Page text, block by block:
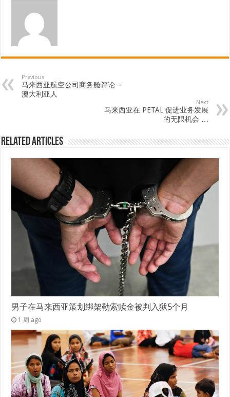
Previous
马来西亚航空公司商务舱评论 –
澳大利亚人
Next
马来西亚在 PETAL 促进业务发展
的无限机会 …
Related Articles
男子在马来西亚策划绑架勒索赎金被判入狱5个月
1 周 ago